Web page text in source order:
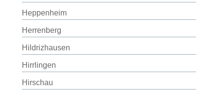
Heppenheim
Herrenberg
Hildrizhausen
Hirrlingen
Hirschau